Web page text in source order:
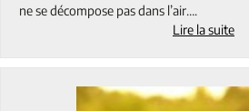
ne se décompose pas dans l’air….
Lire la suite